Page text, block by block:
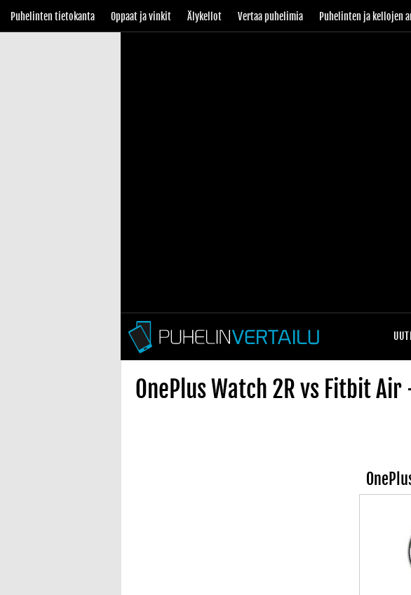
Puhelinten tietokanta Oppaat ja vinkit Älykellot Vertaa puhelimia Puhelinten ja kellojen
OnePlus Watch 2R vs Fitbit